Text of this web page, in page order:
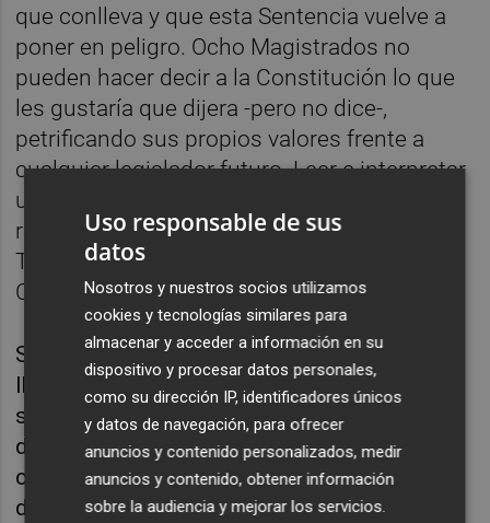
que conlleva y que esta Sentencia vuelve a
poner en peligro. Ocho Magistrados no
pueden hacer decir a la Constitución lo que
les gustaría que dijera -pero no dice-,
petrificando sus propios valores frente a
cualquier legislador futuro. Leer e interpretar
un texto es esencialmente distinto a
reelaborarlo: esto último es algo que el
Tribunal Constitucional, sometido a la
Constitución, no puede hacer.
Si ya resulta dudosa esta interpretación, más
llamativa resulta en este caso porque, acto
seguido, la misma Sentencia decide olvidarse
de ella y adopta un enfoque totalmente
contrario para pronunciarse sobre la objeción
de conciencia. En efecto, sería difícil negar
Uso responsable de sus
datos
Nosotros y nuestros socios utilizamos
cookies y tecnologías similares para
almacenar y acceder a información en su
dispositivo y procesar datos personales,
como su dirección IP, identificadores únicos
y datos de navegación, para ofrecer
anuncios y contenido personalizados, medir
anuncios y contenido, obtener información
sobre la audiencia y mejorar los servicios.